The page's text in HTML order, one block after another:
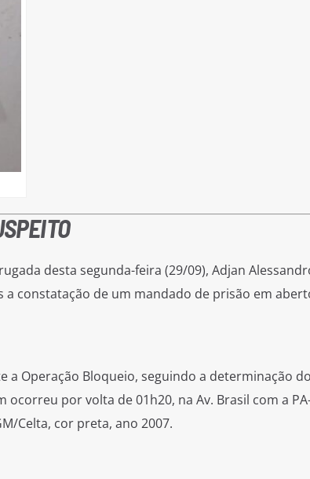
desta segunda-feira (29/09), Adjan
constatação de um mandado de prisão em
a Operação Bloqueio, seguindo a determinação do
ocorreu por volta de 01h20, na Av. Brasil com a
Celta, cor preta, ano 2007.